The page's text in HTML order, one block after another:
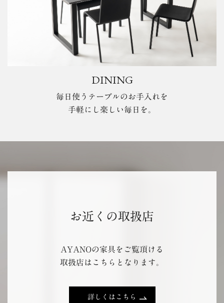
DINING
毎日使うテーブルのお手入れを
手軽にし楽しい毎日を。
お近くの取扱店
AYANOの家具をご覧頂ける
取扱店はこちらとなります。
詳しくはこちら